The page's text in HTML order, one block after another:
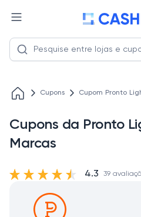
Cupons Cupom Pronto
Cupons da Pronto
Marcas
4.3 39